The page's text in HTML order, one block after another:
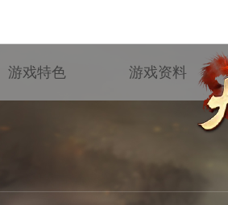
游戏特色 游戏资料